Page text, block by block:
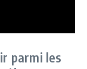
parmi les